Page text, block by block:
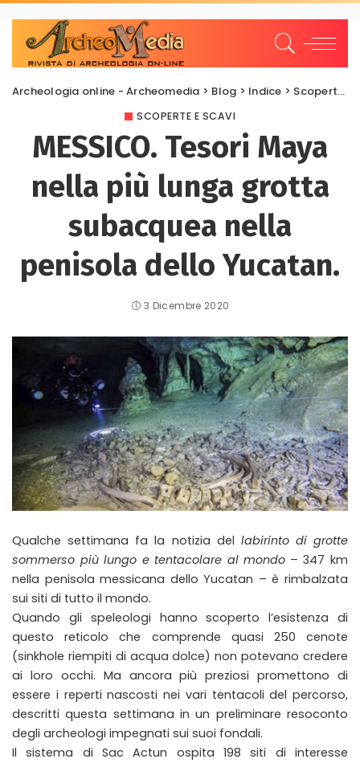
Archeologia online - Archeomedia > Blog > Indice > Scoperte e scavi
SCOPERTE E SCAVI
MESSICO. Tesori Maya
nella più lunga grotta
subacquea nella
penisola dello Yucatan.
3 Dicembre 2020
Qualche settimana fa la notizia del labirinto di grotte
sommerso più lungo e tentacolare al mondo – 347 km
nella penisola messicana dello Yucatan – è rimbalzata
sui siti di tutto il mondo.
Quando gli speleologi hanno scoperto l’esistenza di
questo reticolo che comprende quasi 250 cenote
(sinkhole riempiti di acqua dolce) non potevano credere
ai loro occhi. Ma ancora più preziosi promettono di
essere i reperti nascosti nei vari tentacoli del percorso,
descritti questa settimana in un preliminare resoconto
degli archeologi impegnati sui suoi fondali.
Il sistema di Sac Actun ospita 198 siti di interesse